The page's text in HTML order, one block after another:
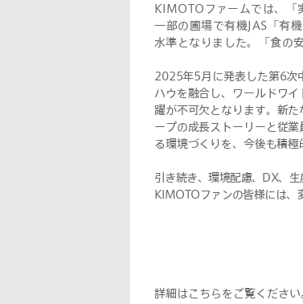
KIMOTOファームでは、「
一部の圃場で有機JAS「有
水準となりました。「食の
2025年5月に発表した第6次
ハウを融合し、ワールドワ
躍が不可欠となります。新
ープの成長ストーリーと従
る環境づくりを、今後も積極
引き続き、環境配慮、DX、
KIMOTOファンの皆様には、
詳細はこちらをご覧ください